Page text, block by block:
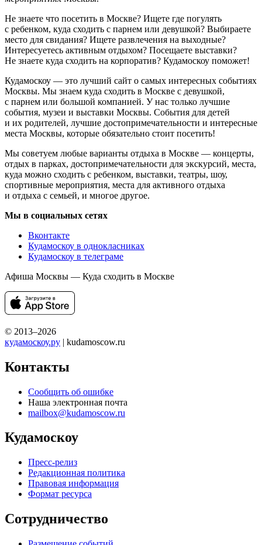
Не знаете что посетить в Москве? Ищете где погулять
с ребенком, куда сходить с парнем или девушкой? Выбираете
место для свидания? Ищете развлечения на выходные?
Интересуетесь активным отдыхом? Посещаете выставки?
Не знаете куда сходить на корпоратив? Кудамоскоу поможет!
Кудамоскоу — это лучший сайт о самых интересных событиях
Москвы. Мы знаем куда сходить в Москве с девушкой,
с парнем или большой компанией. У нас только лучшие
события, музеи и выставки Москвы. События для детей
и их родителей, лучшие достопримечательности и интересные
места Москвы, которые обязательно стоит посетить!
Мы советуем любые варианты отдыха в Москве — концерты,
отдых в парках, достопримечательности для экскурсий, места,
куда можно сходить с ребенком, выставки, театры, шоу,
спортивные мероприятия, места для активного отдыха
и отдыха с семьей, и многое другое.
Мы в социальных сетях
Вконтакте
Кудамоскоу в однокласниках
Кудамоскоу в телеграме
Афиша Москвы — Куда сходить в Москве
© 2013–2026
кудамоскоу.ру | kudamoscow.ru
Контакты
Сообщить об ошибке
Наша электронная почта
mailbox@kudamoscow.ru
Кудамоскоу
Пресс-релиз
Редакционная политика
Правовая информация
Формат ресурса
Сотрудничество